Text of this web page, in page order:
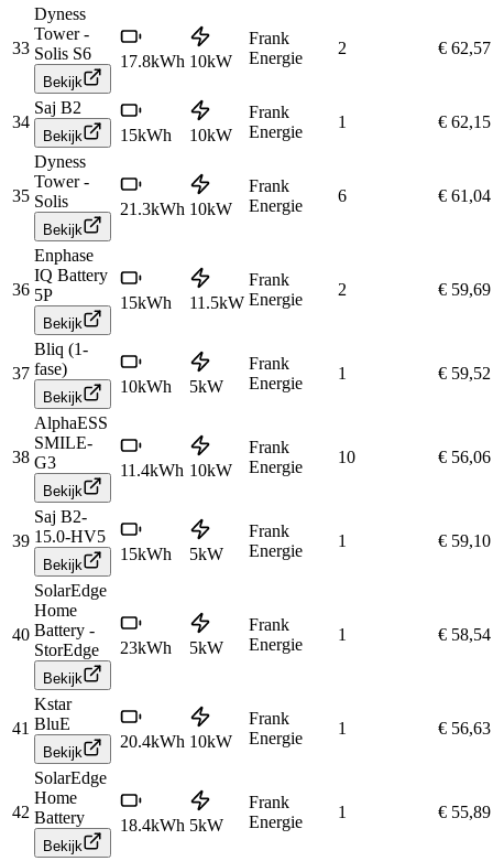
33
Dyness
Tower -
Solis S6
Bekijk
17.8kWh 10kW
Frank
Energie
2 € 62,57
34
Saj B2
Bekijk 15kWh 10kW
Frank
Energie
1 € 62,15
35
Dyness
Tower -
Solis
Bekijk
21.3kWh 10kW
Frank
Energie
6 € 61,04
36
Enphase
IQ Battery
5P
Bekijk
15kWh 11.5kW
Frank
Energie
2 € 59,69
37
Bliq (1-
fase)
Bekijk
10kWh 5kW
Frank
Energie
1 € 59,52
38
AlphaESS
SMILE-
G3
Bekijk
11.4kWh 10kW
Frank
Energie
10 € 56,06
39
Saj B2-
15.0-HV5
Bekijk
15kWh 5kW
Frank
Energie
1 € 59,10
40
SolarEdge
Home
Battery -
StorEdge
Bekijk
23kWh 5kW
Frank
Energie
1 € 58,54
41
Kstar
BluE
Bekijk
20.4kWh 10kW
Frank
Energie
1 € 56,63
42
SolarEdge
Home
Battery
Bekijk
18.4kWh 5kW
Frank
Energie
1 € 55,89